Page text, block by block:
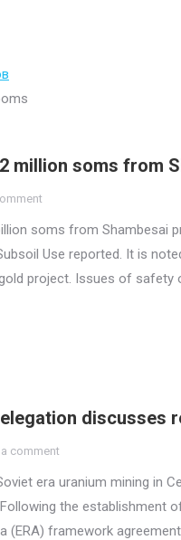
million soms from
soms from Shambesai
Use reported. It is
project. Issues of safety
discusses
comment
era uranium mining in
the establishment
framework